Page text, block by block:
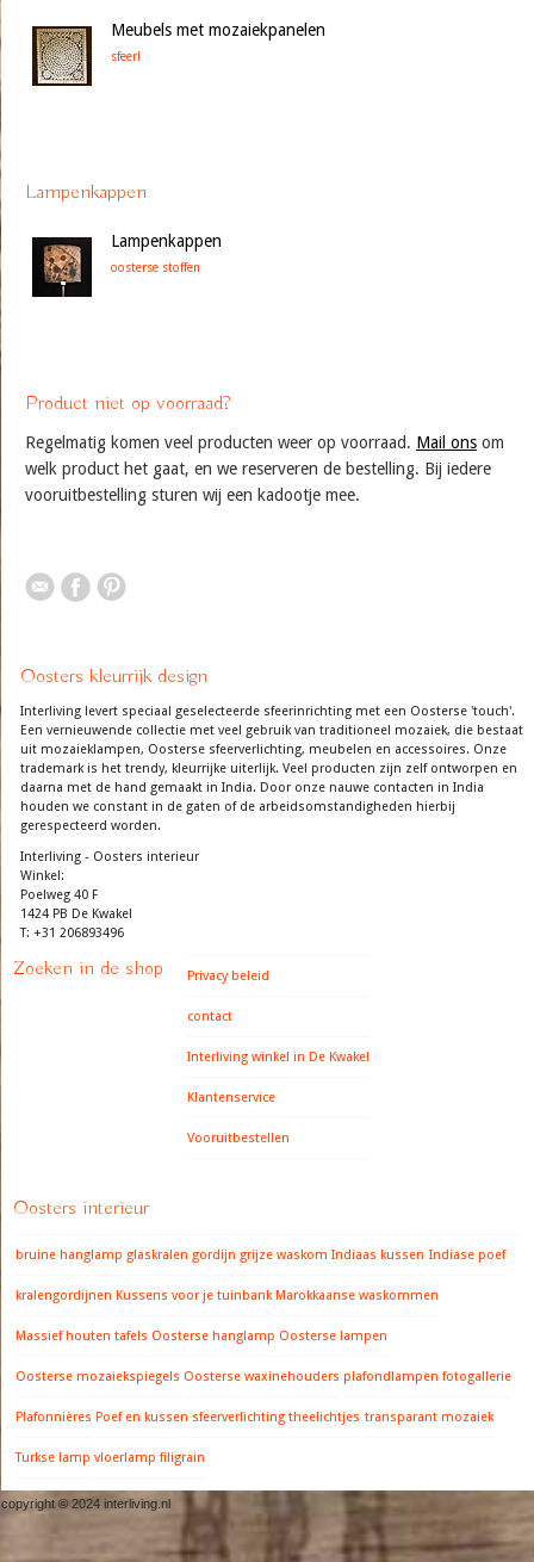
Meubels met mozaiekpanelen
sfeer!
Lampenkappen
Lampenkappen
oosterse stoffen
Product niet op voorraad?
Regelmatig komen veel producten weer op voorraad. Mail ons om
welk product het gaat, en we reserveren de bestelling. Bij iedere
vooruitbestelling sturen wij een kadootje mee.
Oosters kleurrijk design
Interliving levert speciaal geselecteerde sfeerinrichting met een Oosterse 'touch'.
Een vernieuwende collectie met veel gebruik van traditioneel mozaiek, die bestaat
uit mozaieklampen, Oosterse sfeerverlichting, meubelen en accessoires. Onze
trademark is het trendy, kleurrijke uiterlijk. Veel producten zijn zelf ontworpen en
daarna met de hand gemaakt in India. Door onze nauwe contacten in India
houden we constant in de gaten of de arbeidsomstandigheden hierbij
gerespecteerd worden.
Interliving - Oosters interieur
Winkel:
Poelweg 40 F
1424 PB De Kwakel
T: +31 206893496
Zoeken in de shop Privacy beleid
contact
Interliving winkel in De Kwakel
Klantenservice
Vooruitbestellen
Oosters interieur
bruine hanglamp glaskralen gordijn grijze waskom Indiaas kussen Indiase poef
kralengordijnen Kussens voor je tuinbank Marokkaanse waskommen
Massief houten tafels Oosterse hanglamp Oosterse lampen
Oosterse mozaiekspiegels Oosterse waxinehouders plafondlampen fotogallerie
Plafonnières Poef en kussen sfeerverlichting theelichtjes transparant mozaiek
Turkse lamp vloerlamp filigrain
copyright © 2024 interliving.nl